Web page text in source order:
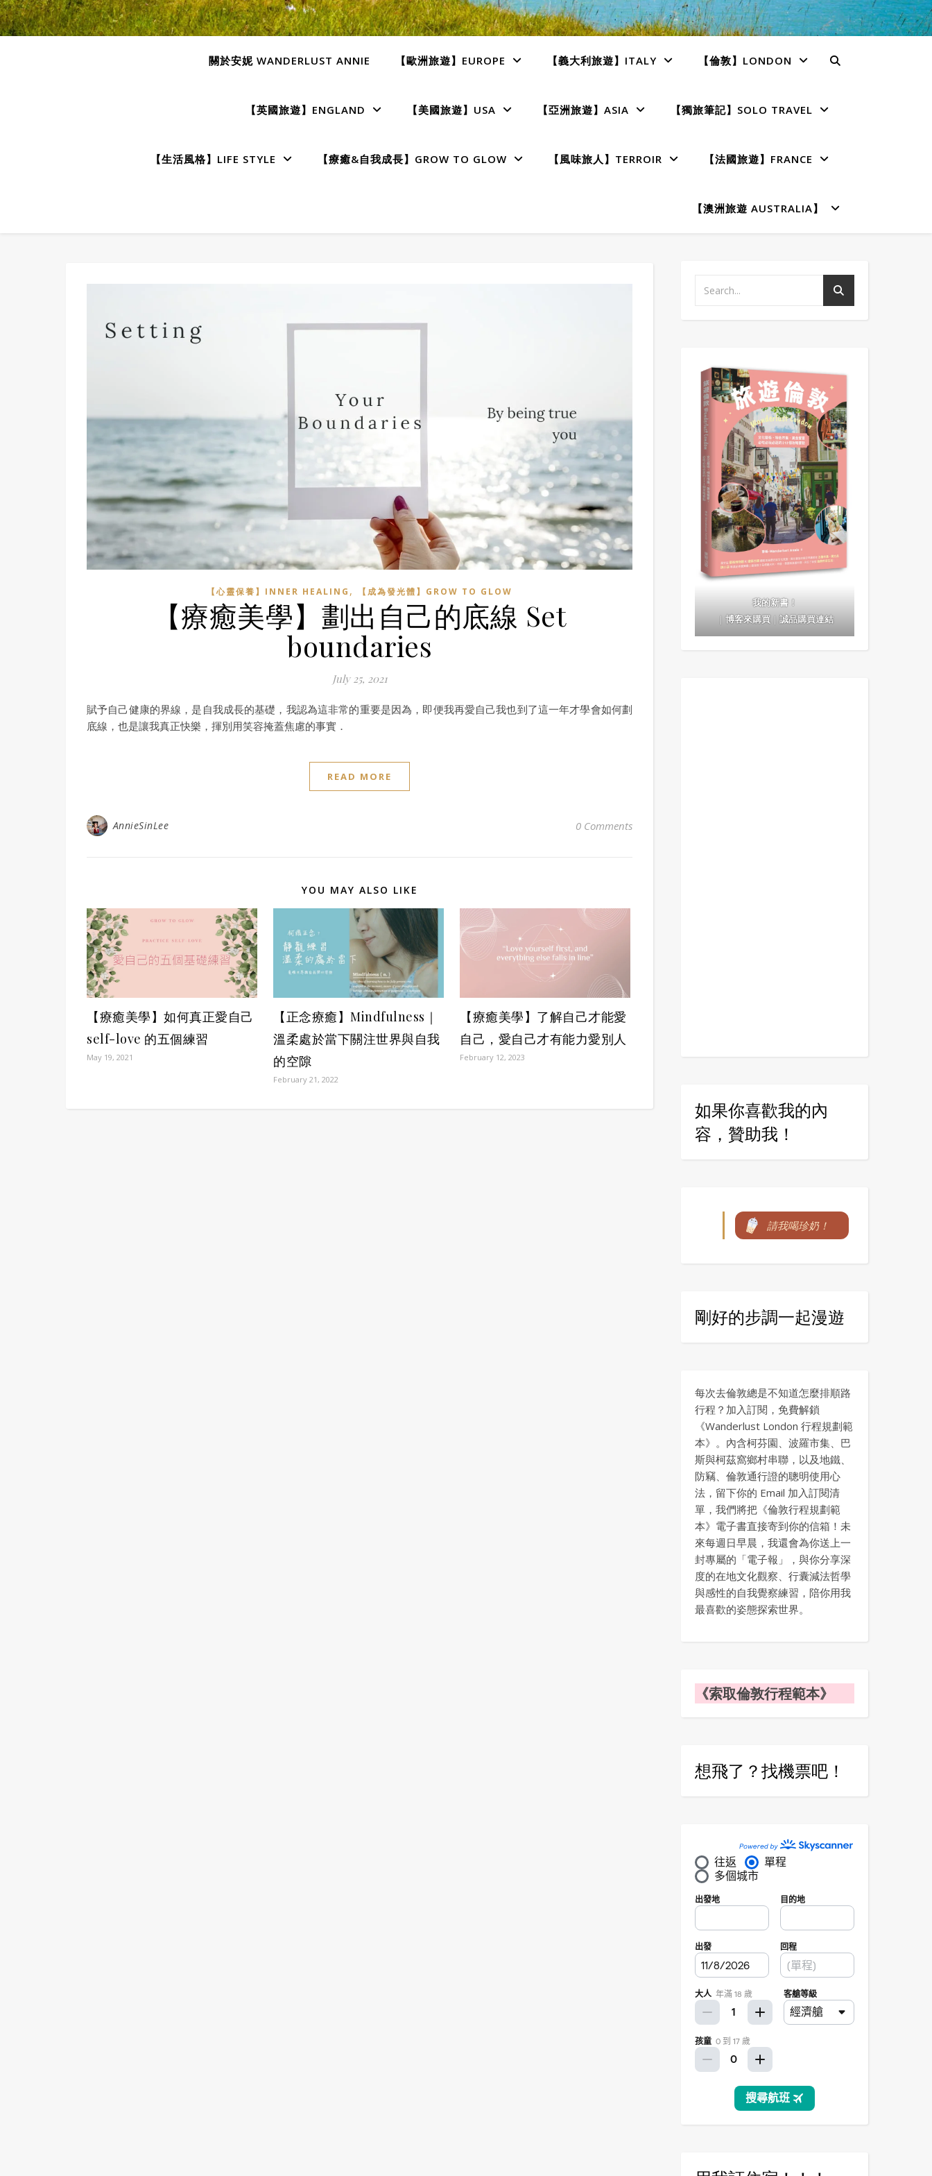
關於安妮 WANDERLUST ANNIE 【歐洲旅遊】EUROPE 【義大利旅遊】ITALY 【倫敦】LONDON
【英國旅遊】ENGLAND 【美國旅遊】USA 【亞洲旅遊】ASIA 【獨旅筆記】SOLO TRAVEL
【生活風格】LIFE STYLE 【療癒&自我成長】GROW TO GLOW 【風味旅人】TERROIR 【法國旅遊】FRANCE
【澳洲旅遊 AUSTRALIA】
【心靈保養】INNER HEALING , 【成為發光體】GROW TO GLOW
【療癒美學】劃出自己的底線 Set
boundaries
July 25, 2021
賦予自己健康的界線，是自我成長的基礎，我認為這非常的重要是因為，即便我再愛自己我也到了這一年才學會如何劃
底線，也是讓我真正快樂，揮別用笑容掩蓋焦慮的事實．
READ MORE
AnnieSinLee 0 Comments
YOU MAY ALSO LIKE
【療癒美學】如何真正愛自己
self-love 的五個練習
May 19, 2021
【正念療癒】Mindfulness｜
溫柔處於當下關注世界與自我
的空隙
February 21, 2022
【療癒美學】了解自己才能愛
自己，愛自己才有能力愛別人
February 12, 2023
我的新書！
｜博客來購買｜誠品購買連結
如果你喜歡我的內
容，贊助我！
請我喝珍奶！
剛好的步調一起漫遊
每次去倫敦總是不知道怎麼排順路
行程？加入訂閱，免費解鎖
《Wanderlust London 行程規劃範
本》。內含柯芬園、波羅市集、巴
斯與柯茲窩鄉村串聯，以及地鐵、
防竊、倫敦通行證的聰明使用心
法，留下你的 Email 加入訂閱清
單，我們將把《倫敦行程規劃範
本》電子書直接寄到你的信箱！未
來每週日早晨，我還會為你送上一
封專屬的「電子報」，與你分享深
度的在地文化觀察、行囊減法哲學
與感性的自我覺察練習，陪你用我
最喜歡的姿態探索世界。
《索取倫敦行程範本》
想飛了？找機票吧！